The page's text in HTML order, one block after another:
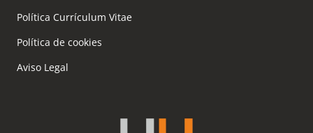
Política Currículum Vitae
Política de cookies
Aviso Legal